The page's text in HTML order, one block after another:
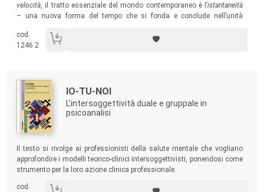
velocità , il tratto essenziale del mondo contemporaneo è l’istantaneità
– una nuova forma del tempo che si fonda e conclude nell’unità
mutazione del mondo contemporaneo – ilpresentismo
una radicale mutazione delle forme di patologia mentale.
cod.
1246.2
Autori:
Titolo:
IO-TU-NOI
L'intersoggettività duale e gruppale in
psicoanalisi
Sommario:
Il testo si rivolge ai professionisti della salute mentale che vogliano
approfondire i modelli teorico-clinici intersoggettivisti, ponendosi come
strumento per la loro azione clinica professionale.
cod.